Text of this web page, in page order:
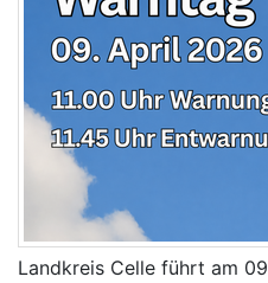
Landkreis Celle führt am 09